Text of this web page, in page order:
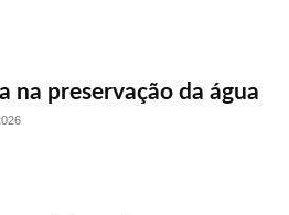
na preservação da água